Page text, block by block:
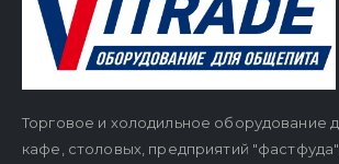
Торговое и холодильное оборудование
кафе, столовых, предприятий